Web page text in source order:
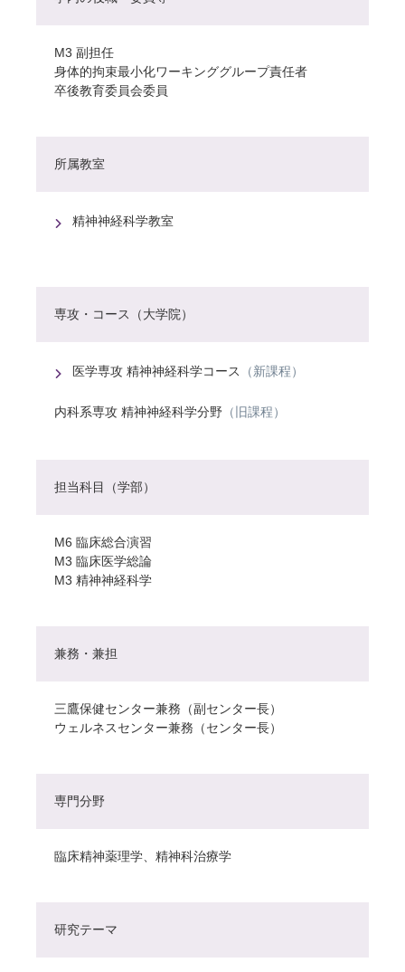
M3 副担任
身体的拘束最小化ワーキンググループ責任者
卒後教育委員会委員
所属教室
精神神経科学教室
専攻・コース（大学院）
医学専攻 精神神経科学コース （新課程）
内科系専攻 精神神経科学分野 （旧課程）
担当科目（学部）
M6 臨床総合演習
M3 臨床医学総論
M3 精神神経科学
兼務・兼担
三鷹保健センター兼務（副センター長）
ウェルネスセンター兼務（センター長）
専門分野
臨床精神薬理学、精神科治療学
研究テーマ